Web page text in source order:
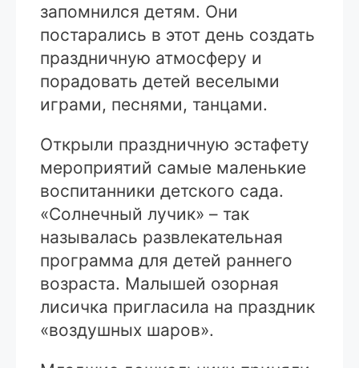
запомнился детям. Они
постарались в этот день создать
праздничную атмосферу и
порадовать детей веселыми
играми, песнями, танцами.
Открыли праздничную эстафету
мероприятий самые маленькие
воспитанники детского сада.
«Солнечный лучик» – так
называлась развлекательная
программа для детей раннего
возраста. Малышей озорная
лисичка пригласила на праздник
«воздушных шаров».